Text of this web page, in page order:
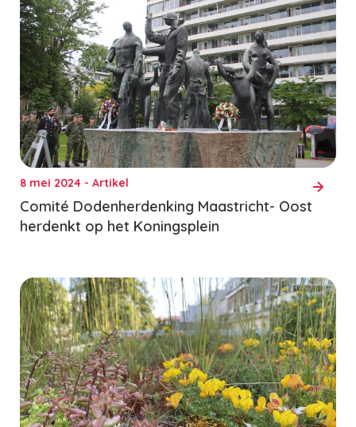
8 mei 2024 - Artikel
Comité Dodenherdenking Maastricht- Oost
herdenkt op het Koningsplein